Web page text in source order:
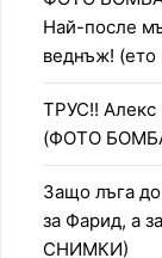
Най-после
веднъж! (ето
ТРУС!! Алекс
(ФОТО БОМБА
Защо лъга
за Фарид, а
СНИМКИ)